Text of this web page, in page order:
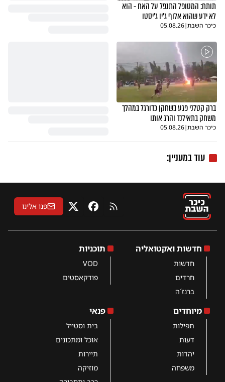
תותח: המטופל התנפל על האח - הוא
לא ידע שהוא אלוף ג'יו ג'יסטו
כיכר השבת|
05.08.26
ברק קטלני פגע בשחקן כדורגל במהלך
משחק בתאילנד והרג אותו
כיכר השבת|
05.08.26
עוד במעניין:
RSS פייסבוקX פנו אלינו
חדשות ואקטואליה
חדשות
חרדים
ברנז´ה
תוכניות
VOD
פודקאסטים
מיוחדים
תפילות
דעות
יהדות
משפחה
פנאי
בית וסטייל
אוכל ומתכונים
תיירות
מוזיקה